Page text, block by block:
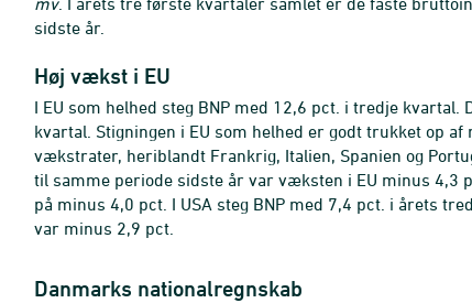
sidste år.
Høj vækst i EU
I EU som helhed steg BNP med 12,6 pct. i tredje
kvartal. Stigningen i EU som helhed er godt trukket op
vækstrater, heriblandt Frankrig, Italien, Spanien og
til samme periode sidste år var væksten i EU minus
på minus 4,0 pct. I USA steg BNP med 7,4 pct. i årets
var minus 2,9 pct.
Danmarks nationalregnskab